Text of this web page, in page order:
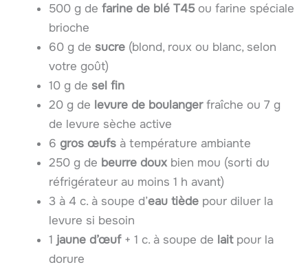
500 g de farine de blé T45ou farine spéciale
brioche
60 g de sucre (blond, roux ou blanc, selon
votre goût)
10 g de sel fin
20 g de levure de boulangerfraîche ou 7 g
de levure sèche active
6 gros œufs à température ambiante
250 g de beurre douxbien mou (sorti du
réfrigérateur au moins 1 h avant)
3 à 4 c. à soupe d’eau tiède pour diluer la
levure si besoin
1 jaune d’œuf+ 1 c. à soupe de laitpour la
dorure